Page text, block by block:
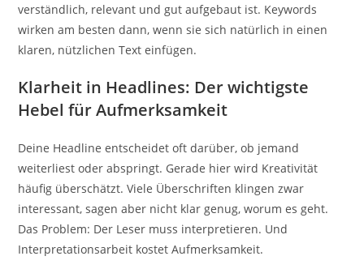
verständlich, relevant und gut aufgebaut ist. Keywords
wirken am besten dann, wenn sie sich natürlich in einen
klaren, nützlichen Text einfügen.
Klarheit in Headlines: Der wichtigste
Hebel für Aufmerksamkeit
Deine Headline entscheidet oft darüber, ob jemand
weiterliest oder abspringt. Gerade hier wird Kreativität
häufig überschätzt. Viele Überschriften klingen zwar
interessant, sagen aber nicht klar genug, worum es geht.
Das Problem: Der Leser muss interpretieren. Und
Interpretationsarbeit kostet Aufmerksamkeit.